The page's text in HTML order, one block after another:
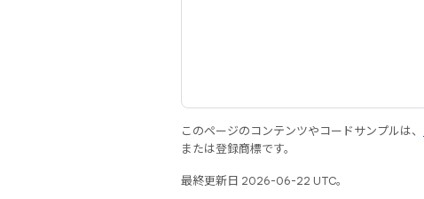
このページのコンテンツやコードサンプルは、
または登録商標です。
最終更新日 2026-06-22 UTC。